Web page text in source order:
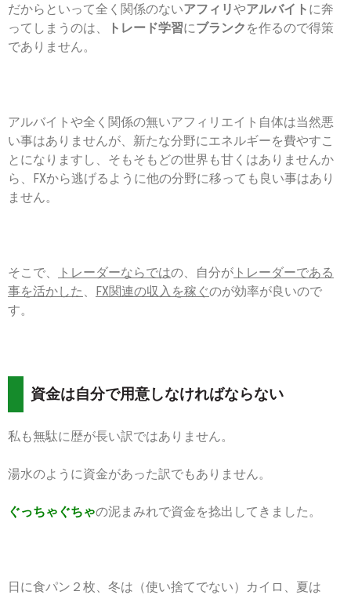
だからといって全く関係のないアフィリやアルバイト に奔
ってしまうのは、
トレード学習にブランク を作るので得策
でありません。
アルバイトや全く関係の無いアフィリエイト自体は当然悪
い事はありませんが、新たな分野にエネルギーを費やすこ
とになりますし、そもそもどの世界も甘くはありませんか
ら、FXから逃げるように他の分野に移っても良い事はあり
ません。
そこで、 トレーダーならではの、自分が トレーダーである
事を活かした
FX関連の収入を稼ぐのが効率が良いので
す。
資金は自分で用意しなければならない
私も無駄に歴が長い訳ではありません。
湯水のように資金があった訳でもありません。
ぐっちゃぐちゃの泥まみれで資金を捻出してきました。
日に食パン２枚、冬は（使い捨てでない）カイロ、夏は